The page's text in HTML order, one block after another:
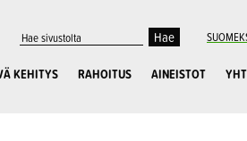
KEHITYS RAHOITUS AINEISTOT